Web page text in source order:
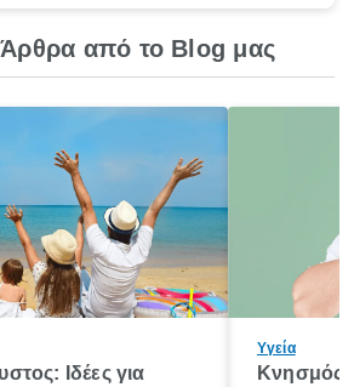
Άρθρα από το Blog μας
Ιδέες για
Υγεία
Κνησμός: